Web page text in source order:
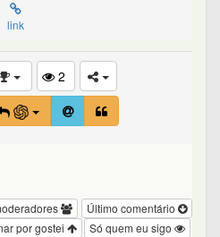
link
2
Último comentário
Só quem eu sigo
por gostei